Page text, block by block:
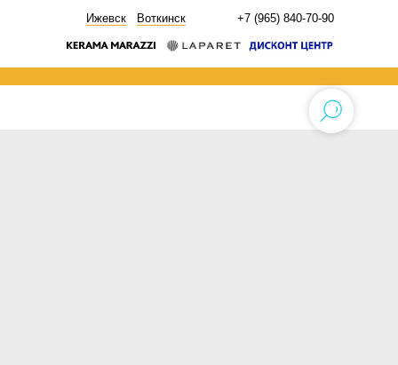
+7 (965) 840-70-90
Ижевск Воткинск